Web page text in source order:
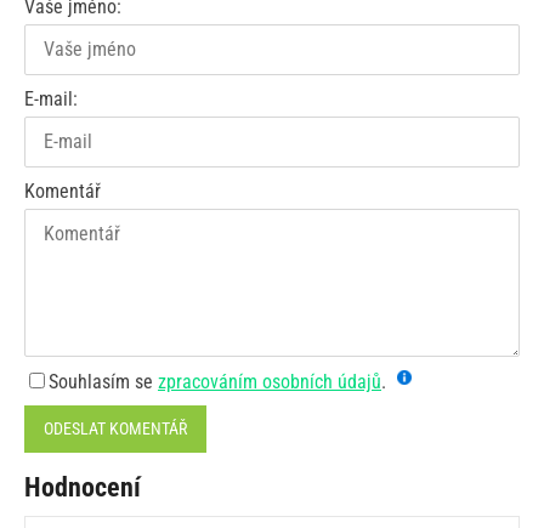
Vaše jméno:
E-mail:
Komentář
Souhlasím se zpracováním osobních údajů.
ODESLAT KOMENTÁŘ
Hodnocení